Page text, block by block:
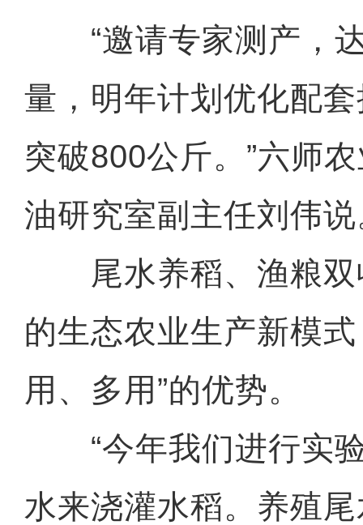
“邀请专家测产，达
量，明年计划优化配
突破800公斤。”六师
油研究室副主任刘伟
尾水养稻、渔粮双
的生态农业生产新模
用、多用”的优势。
“今年我们进行实验
水来浇灌水稻。养殖